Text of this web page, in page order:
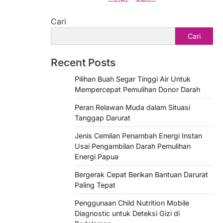
Cari
Cari
Recent Posts
Pilihan Buah Segar Tinggi Air Untuk
Mempercepat Pemulihan Donor Darah
Peran Relawan Muda dalam Situasi
Tanggap Darurat
Jenis Cemilan Penambah Energi Instan
Usai Pengambilan Darah Pemulihan
Energi Papua
Bergerak Cepat Berikan Bantuan Darurat
Paling Tepat
Penggunaan Child Nutrition Mobile
Diagnostic untuk Deteksi Gizi di